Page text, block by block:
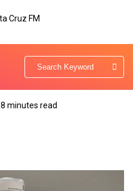
8 minutes read